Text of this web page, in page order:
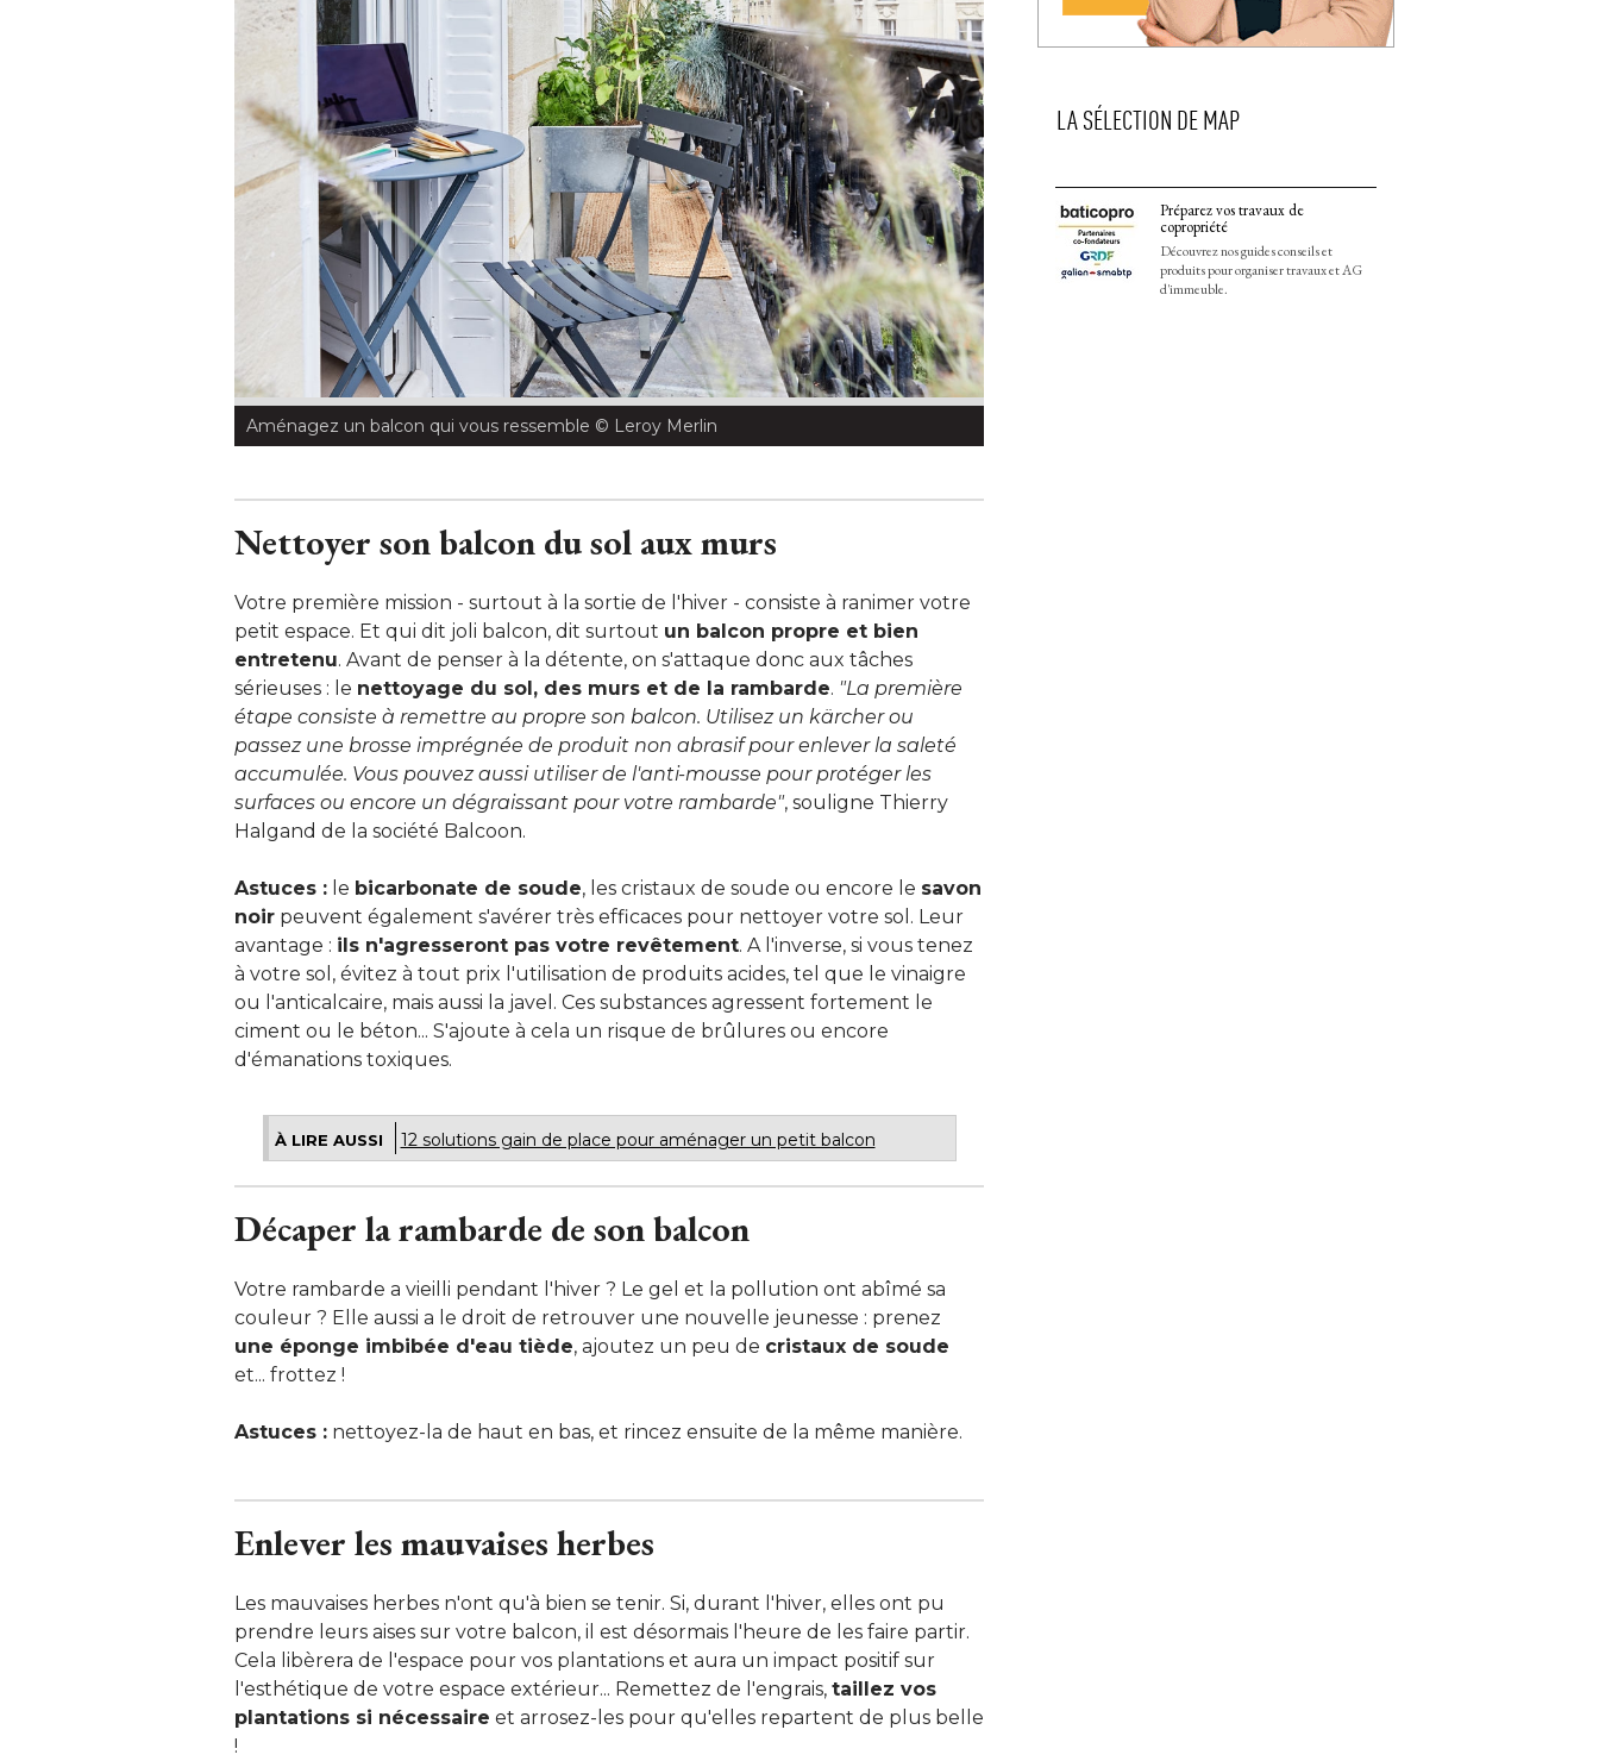
Aménagez un balcon qui vous ressemble © Leroy Merlin
Nettoyer son balcon du sol aux murs
Votre première mission - surtout à la sortie de l'hiver - consiste à ranimer votre
petit espace. Et qui dit joli balcon, dit surtout un balcon propre et bien
entretenu. Avant de penser à la détente, on s'attaque donc aux tâches
sérieuses : le nettoyage du sol, des murs et de la rambarde. "La première
étape consiste à remettre au propre son balcon. Utilisez un kärcher ou
passez une brosse imprégnée de produit non abrasif pour enlever la saleté
accumulée. Vous pouvez aussi utiliser de l'anti-mousse pour protéger les
surfaces ou encore un dégraissant pour votre rambarde", souligne Thierry
Halgand de la société Balcoon.
Astuces : le bicarbonate de soude, les cristaux de soude ou encore le savon
noir peuvent également s'avérer très efficaces pour nettoyer votre sol. Leur
avantage : ils n'agresseront pas votre revêtement. A l'inverse, si vous tenez
à votre sol, évitez à tout prix l'utilisation de produits acides, tel que le vinaigre
ou l'anticalcaire, mais aussi la javel. Ces substances agressent fortement le
ciment ou le béton... S'ajoute à cela un risque de brûlures ou encore
d'émanations toxiques.
À LIRE AUSSI 12 solutions gain de place pour aménager un petit balcon
Décaper la rambarde de son balcon
Votre rambarde a vieilli pendant l'hiver ? Le gel et la pollution ont abîmé sa
couleur ? Elle aussi a le droit de retrouver une nouvelle jeunesse : prenez
une éponge imbibée d'eau tiède, ajoutez un peu de cristaux de soude
et... frottez !
Astuces : nettoyez-la de haut en bas, et rincez ensuite de la même manière.
Enlever les mauvaises herbes
Les mauvaises herbes n'ont qu'à bien se tenir. Si, durant l'hiver, elles ont pu
prendre leurs aises sur votre balcon, il est désormais l'heure de les faire partir.
Cela libèrera de l'espace pour vos plantations et aura un impact positif sur
l'esthétique de votre espace extérieur... Remettez de l'engrais, taillez vos
plantations si nécessaire et arrosez-les pour qu'elles repartent de plus belle
!
LA SÉLECTION DE MAP
Préparez vos travaux de
copropriété
Découvrez nos guides conseils et
produits pour organiser travaux et AG
d'immeuble.